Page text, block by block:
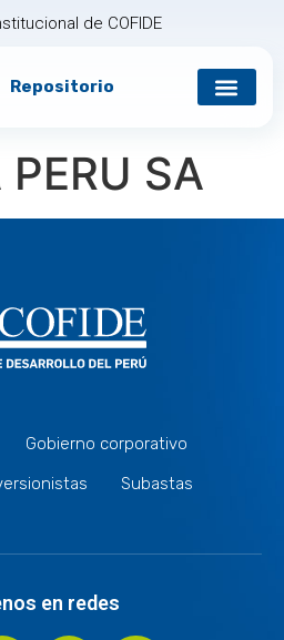
de COFIDE
Repositorio
PERU SA
Gobierno corporativo
Subastas
en redes